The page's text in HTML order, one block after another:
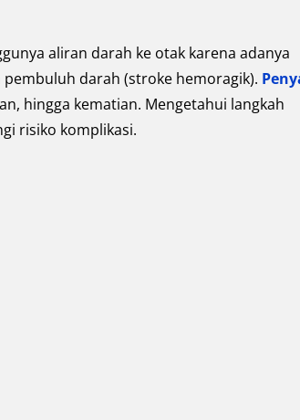
aliran darah ke otak karena adanya
pembuluh darah (stroke hemoragik).
hingga kematian. Mengetahui langkah
risiko komplikasi.